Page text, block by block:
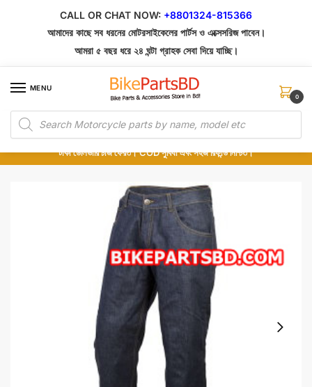
CALL OR CHAT NOW: +8801324-815366
আমাদের কাছে সব ধরনের মোটরসাইকেলের পার্টস ও এক্সেসরিজ পাবেন।
আমরা ৫ বছর ধরে ২৪ ঘন্টা গ্রাহক সেবা দিয়ে যাচ্ছি।
MENU
Products
search
0
১০০% অরিজিনাল পার্টস – শোরুম থেকে সরাসরি সংগ্রহ এবং শুধুমাত্র কুরিয়ার সার্ভিসে ডেলিভারি।
অর্ডার করার পর পার্টের ছবি দেখুন। পছন্দ হলে Cash on Delivery দিন, না হলে ৫ মিনিটে ১৯৯
টাকা ডেলিভারি চার্জ ফেরত। COD সুবিধা এবং সহজ রিফান্ড নিশ্চিত।